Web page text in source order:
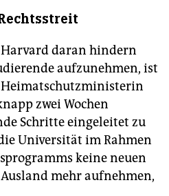
Harvard daran hindern
aufzunehmen, ist
zwei Wochen
Schritte eingeleitet zu
Universität im Rahmen
keine neuen
mehr aufnehmen,